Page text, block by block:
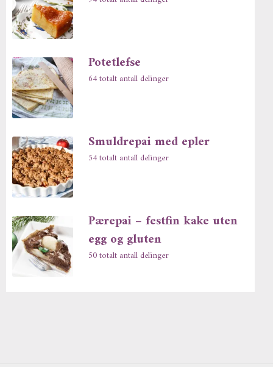
Potetlefse
64 totalt antall delinger
Smuldrepai med epler
54 totalt antall delinger
Pærepai – festfin kake uten
egg og gluten
50 totalt antall delinger